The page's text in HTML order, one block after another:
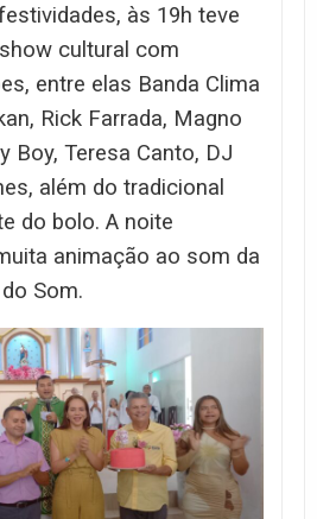
às 19h teve
cultural com
entre elas Banda Clima
Rick Farrada, Magno
Boy, Teresa Canto, DJ
além do tradicional
do bolo. A noite
animação ao som da
Som.